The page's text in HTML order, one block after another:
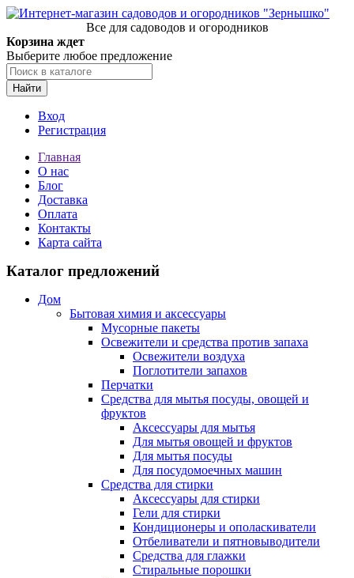
Все для садоводов и огородников
Корзина ждет
Выберите любое предложение
Найти
Вход
Регистрация
Главная
О нас
Блог
Доставка
Оплата
Контакты
Карта сайта
Каталог предложений
Дом
Бытовая химия и аксессуары
Мусорные пакеты
Освежители и средства против запаха
Освежители воздуха
Поглотители запахов
Перчатки
Средства для мытья посуды, овощей и
фруктов
Аксессуары для мытья
Для мытья овощей и фруктов
Для мытья посуды
Для посудомоечных машин
Средства для стирки
Аксессуары для стирки
Гели для стирки
Кондиционеры и ополаскиватели
Отбеливатели и пятновыводители
Средства для глажки
Стиральные порошки